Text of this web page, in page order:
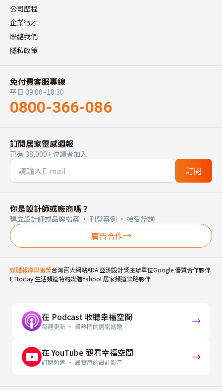
公司歷程
企業徵才
聯絡我們
隱私政策
免付費客服專線
平日 09:00~18:30
0800-366-086
訂閱居家靈感週報
已有 38,000+ 位讀者加入
訂閱
你是設計師或廠商嗎？
建立設計師或品牌檔案 · 刊登案例 · 接受諮詢
廣告合作
媒體報導與獲獎台灣百大網站ADA 亞洲設計獎主辦單位Google 優質合作夥伴
ETtoday 生活頻道特約媒體Yahoo! 居家頻道策略夥伴
在 Podcast 收聽幸福空間
每週更新 · 最熱門的居家話題
在 YouTube 觀看幸福空間
訂閱頻道 · 最實用的設計影音